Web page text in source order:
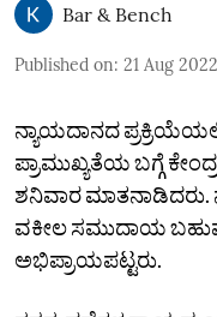
Bar & Bench
Published on: 21 Aug
ನ್ಯಾಯದಾನದ
ಪ್ರಾಮುಖ್ಯತೆಯ ಬಗ್ಗೆ
ಶನಿವಾರ ಮಾತನಾಡಿದರು.
ವಕೀಲ ಸಮುದಾಯ
ಅಭಿಪ್ರಾಯಪಟ್ಟರು.